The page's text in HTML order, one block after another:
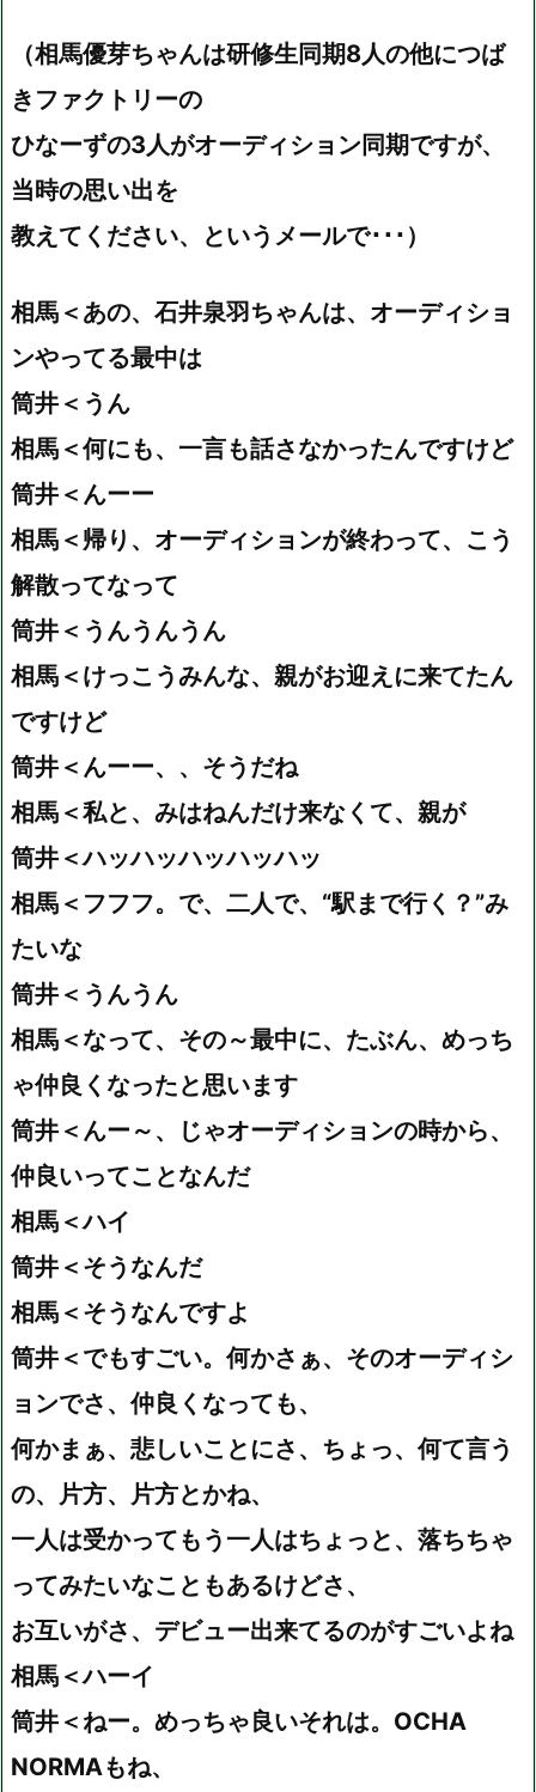
（相馬優芽ちゃんは研修生同期8人の他につば
きファクトリーの
ひなーずの3人がオーディション同期ですが、
当時の思い出を
教えてください、というメールで･･･）
相馬＜あの、石井泉羽ちゃんは、オーディショ
ンやってる最中は
筒井＜うん
相馬＜何にも、一言も話さなかったんですけど
筒井＜んーー
相馬＜帰り、オーディションが終わって、こう
解散ってなって
筒井＜うんうんうん
相馬＜けっこうみんな、親がお迎えに来てたん
ですけど
筒井＜んーー、、そうだね
相馬＜私と、みはねんだけ来なくて、親が
筒井＜ハッハッハッハッハッ
相馬＜フフフ。で、二人で、“駅まで行く？”み
たいな
筒井＜うんうん
相馬＜なって、その～最中に、たぶん、めっち
ゃ仲良くなったと思います
筒井＜んー～、じゃオーディションの時から、
仲良いってことなんだ
相馬＜ハイ
筒井＜そうなんだ
相馬＜そうなんですよ
筒井＜でもすごい。何かさぁ、そのオーディシ
ョンでさ、仲良くなっても、
何かまぁ、悲しいことにさ、ちょっ、何て言う
の、片方、片方とかね、
一人は受かってもう一人はちょっと、落ちちゃ
ってみたいなこともあるけどさ、
お互いがさ、デビュー出来てるのがすごいよね
相馬＜ハーイ
筒井＜ねー。めっちゃ良いそれは。OCHA
NORMAもね、